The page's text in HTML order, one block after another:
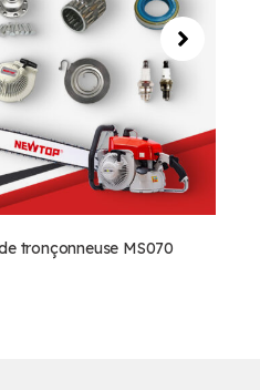
tronçonneuse MS070